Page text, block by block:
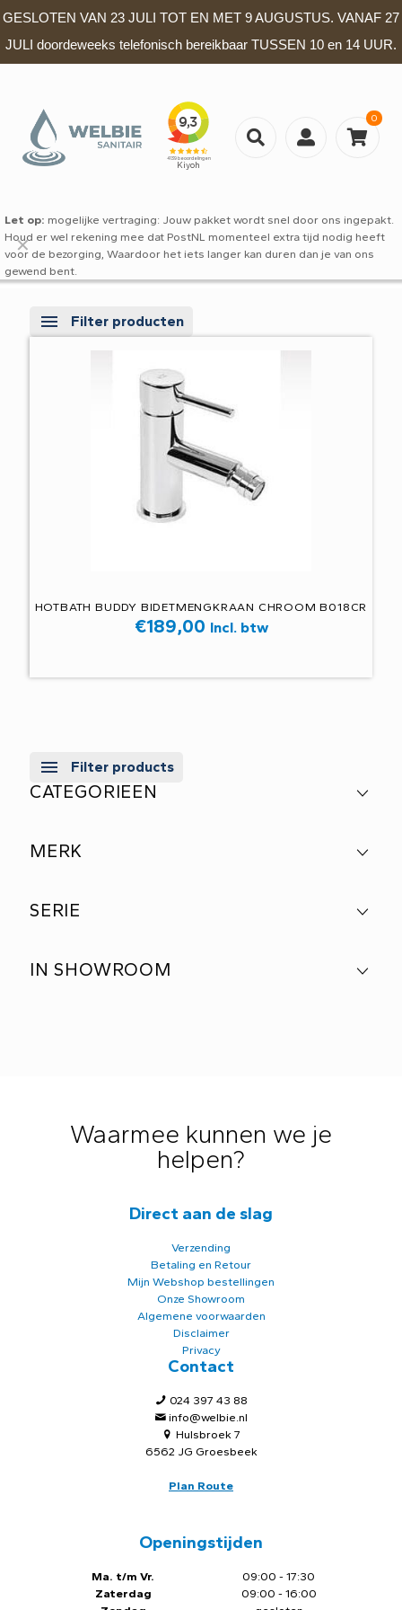
GESLOTEN VAN 23 JULI TOT EN MET 9 AUGUSTUS. VANAF 27
JULI doordeweeks telefonisch bereikbaar TUSSEN 10 en 14 UUR.
0
Let op: mogelijke vertraging: Jouw pakket wordt snel door ons ingepakt.
Houd er wel rekening mee dat PostNL momenteel extra tijd nodig heeft
voor de bezorging, Waardoor het iets langer kan duren dan je van ons
gewend bent.
✕
Filter producten
HOTBATH BUDDY BIDETMENGKRAAN CHROOM B018CR
€189,00 Incl. btw
Filter products
CATEGORIEEN
MERK
SERIE
IN SHOWROOM
Waarmee kunnen we je
helpen?
Direct aan de slag
Verzending
Betaling en Retour
Mijn Webshop bestellingen
Onze Showroom
Algemene voorwaarden
Disclaimer
Privacy
Contact
024 397 43 88
info@welbie.nl
Hulsbroek 7
6562 JG Groesbeek
Plan Route
Openingstijden
Ma. t/m Vr.
Zaterdag
09:00 - 17:30
09:00 - 16:00